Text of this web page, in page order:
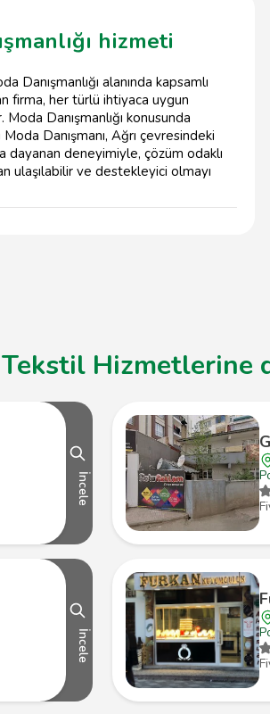
hizmeti
Danışmanlığı alanında kapsamlı
firma, her türlü ihtiyaca uygun
Danışmanlığı konusunda
Danışmanı, Ağrı çevresindeki
dayanan deneyimiyle, çözüm odaklı
ulaşılabilir ve destekleyici olmayı
Hizmetlerine
İncele
İncele